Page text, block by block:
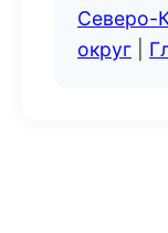
Северо-
округ